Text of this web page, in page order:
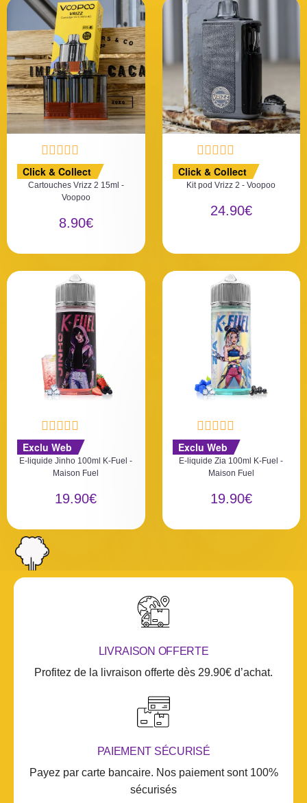
N
o
r
5
Click & Collect
Cartouches Vrizz 2 15ml -
Voopoo
8.90€
N
o
t
r
5
Click & Collect
Kit pod Vrizz 2 - Voopoo
24.90€
N
o
r
5
Exclu Web
E-liquide Jinho 100ml K-Fuel -
Maison Fuel
19.90€
N
o
r
Exclu Web
E-liquide Zia 100ml K-Fuel -
Maison Fuel
19.90€
LIVRAISON OFFERTE
Profitez de la livraison offerte dès 29.90€ d’achat.
PAIEMENT SÉCURISÉ
Payez par carte bancaire. Nos paiement sont 100%
sécurisés